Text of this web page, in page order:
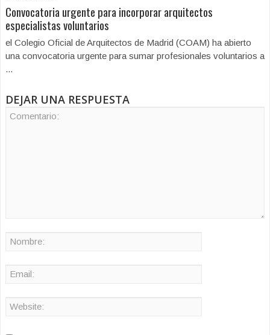
Convocatoria urgente para incorporar arquitectos
especialistas voluntarios
el Colegio Oficial de Arquitectos de Madrid (COAM) ha abierto
una convocatoria urgente para sumar profesionales voluntarios a
...
DEJAR UNA RESPUESTA